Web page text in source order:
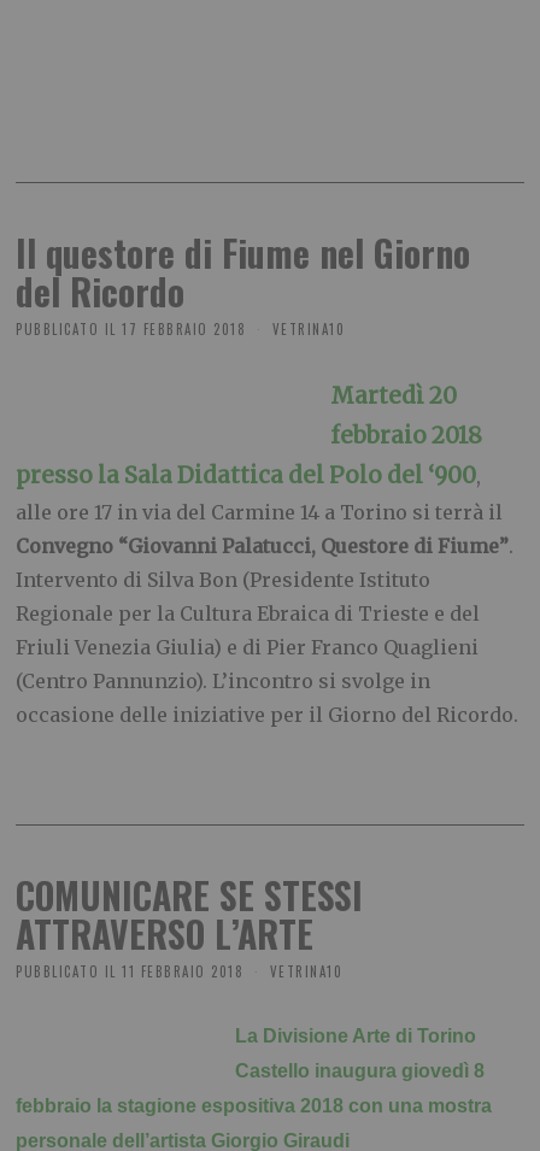
Il questore di Fiume nel Giorno
del Ricordo
PUBBLICATO IL 17 FEBBRAIO 2018 VETRINA10
Martedì 20
febbraio 2018
presso la Sala Didattica del Polo del ‘900,
alle ore 17 in via del Carmine 14 a Torino si terrà il
Convegno “Giovanni Palatucci, Questore di Fiume”.
Intervento di Silva Bon (Presidente Istituto
Regionale per la Cultura Ebraica di Trieste e del
Friuli Venezia Giulia) e di Pier Franco Quaglieni
(Centro Pannunzio). L’incontro si svolge in
occasione delle iniziative per il Giorno del Ricordo.
COMUNICARE SE STESSI
ATTRAVERSO L’ARTE
PUBBLICATO IL 11 FEBBRAIO 2018 VETRINA10
La Divisione Arte di Torino
Castello inaugura giovedì 8
febbraio la stagione espositiva 2018 con una mostra
personale dell’artista Giorgio Giraudi